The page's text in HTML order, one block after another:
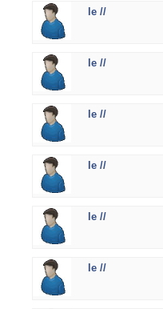
le //
le //
le //
le //
le //
le //